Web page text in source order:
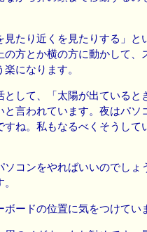
見たり近くを見たりする」と
の方とか横の方に動かして、
になります。
として、「太陽が出ていると
と言われています。夜はパソ
すね。私もなるべくそうして
ソコンをやればいいのでしょ
ボードの位置に気をつけてい